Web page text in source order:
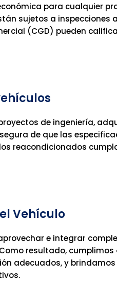
para cualquier
sujetos a inspecciones
(CGD) pueden
de ingeniería,
de que las
reacondicionados
Vehículo
e integrar
resultado,
adecuados, y